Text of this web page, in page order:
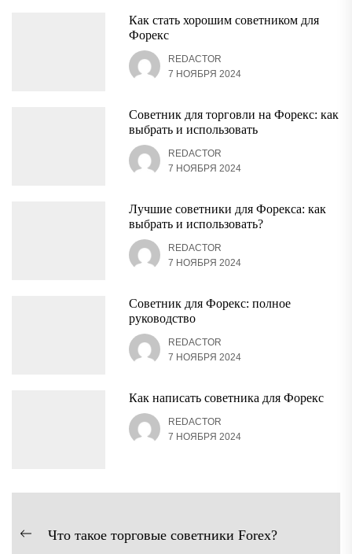
Как стать хорошим советником для
Форекс
REDACTOR
7 НОЯБРЯ 2024
Советник для торговли на Форекс: как
выбрать и использовать
REDACTOR
7 НОЯБРЯ 2024
Лучшие советники для Форекса: как
выбрать и использовать?
REDACTOR
7 НОЯБРЯ 2024
Советник для Форекс: полное
руководство
REDACTOR
7 НОЯБРЯ 2024
Как написать советника для Форекс
REDACTOR
7 НОЯБРЯ 2024
Навигация
Предыдущая
Что такое торговые советники Forex?